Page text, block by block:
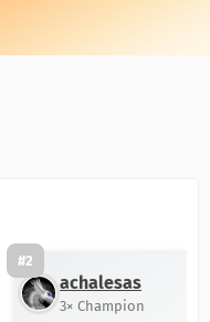
#2
achalesas
3× Champion